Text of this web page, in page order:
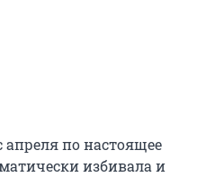
апреля по настоящее
избивала и